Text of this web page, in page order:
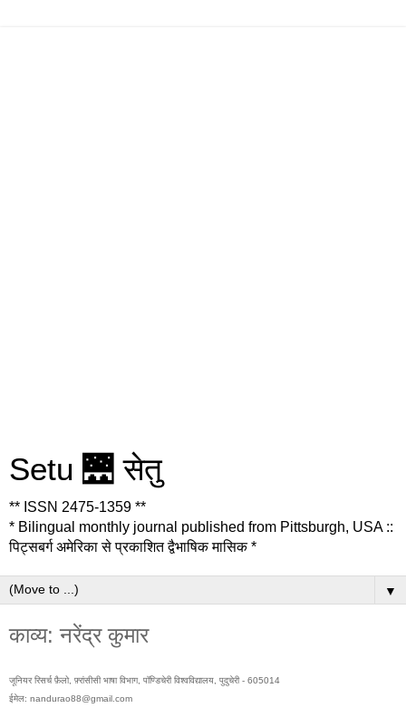
Setu 🌉 सेतु
** ISSN 2475-1359 **
* Bilingual monthly journal published from Pittsburgh, USA ::
पिट्सबर्ग अमेरिका से प्रकाशित द्वैभाषिक मासिक *
▼
काव्य: नरेंद्र कुमार
जूनियर रिसर्च फ़ैलो, फ़्रांसीसी भाषा विभाग, पॉण्डिचेरी विश्वविद्यालय, पुदुचेरी - 605014
ईमेल: nandurao88@gmail.com